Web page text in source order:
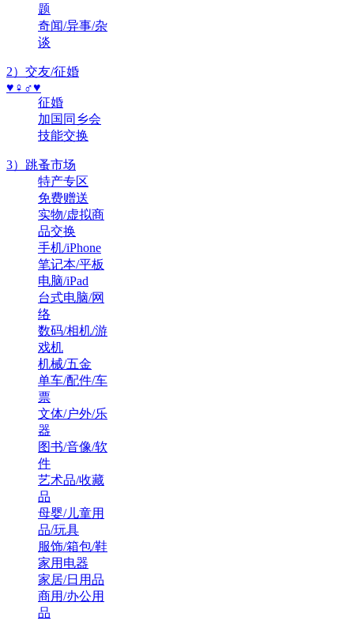
题
奇闻/异事/杂
谈
2）交友/征婚
♥♀♂♥
征婚
加国同乡会
技能交换
3）跳蚤市场
特产专区
免费赠送
实物/虚拟商
品交换
手机/iPhone
笔记本/平板
电脑/iPad
台式电脑/网
络
数码/相机/游
戏机
机械/五金
单车/配件/车
票
文体/户外/乐
器
图书/音像/软
件
艺术品/收藏
品
母婴/儿童用
品/玩具
服饰/箱包/鞋
家用电器
家居/日用品
商用/办公用
品